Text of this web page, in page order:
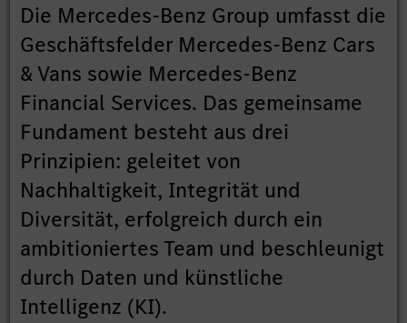
Die Mercedes-Benz Group umfasst die
Geschäftsfelder Mercedes-Benz Cars
& Vans sowie Mercedes-Benz
Financial Services. Das gemeinsame
Fundament besteht aus drei
Prinzipien: geleitet von
Nachhaltigkeit, Integrität und
Diversität, erfolgreich durch ein
ambitioniertes Team und beschleunigt
durch Daten und künstliche
Intelligenz (KI).